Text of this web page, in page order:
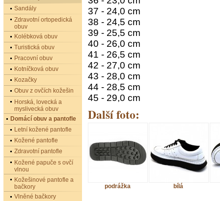
37 - 24,0 cm
38 - 24,5 cm
39 - 25,5 cm
40 - 26,0 cm
41 - 26,5 cm
42 - 27,0 cm
43 - 28,0 cm
44 - 28,5 cm
45 - 29,0 cm
Další foto:
podrážka bílá
Sandály
Zdravotní ortopedická
obuv
Kolébková obuv
Turistická obuv
Pracovní obuv
Kotníčková obuv
Kozačky
Obuv z ovčích kožešin
Horská, lovecká a
myslivecká obuv
Domácí obuv a pantofle
Letní kožené pantofle
Kožené pantofle
Zdravotní pantofle
Kožené papuče s ovčí
vlnou
Kožešinové pantofle a
bačkory
Vlněné bačkory